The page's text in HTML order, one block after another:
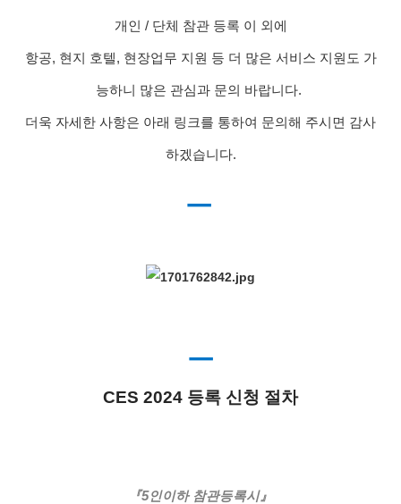
개인 / 단체 참관 등록 이 외에
항공, 현지 호텔, 현장업무 지원 등 더 많은 서비스 지원도 가
능하니 많은 관심과 문의 바랍니다.
더욱 자세한 사항은 아래 링크를 통하여 문의해 주시면 감사
하겠습니다.
ㅡ
ㅡ
CES 2024 등록 신청 절차
『5인이하 참관등록시』